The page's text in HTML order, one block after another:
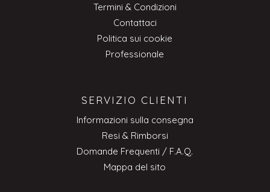
Termini & Condizioni
Contattaci
Politica sui cookie
Professionale
SERVIZIO CLIENTI
Informazioni sulla consegna
Resi & Rimborsi
Domande Frequenti / F.A.Q.
Mappa del sito